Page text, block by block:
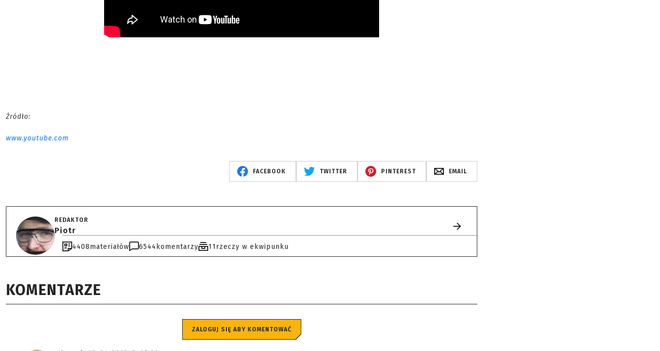
Źródło:
www.youtube.com
FACEBOOK TWITTER PINTEREST EMAIL
REDAKTOR
Piotr
4408materiałów 6544 komentarzy 11rzeczy w ekwipunku
KOMENTARZE
ZALOGUJ SIĘ ABY KOMENTOWAĆ